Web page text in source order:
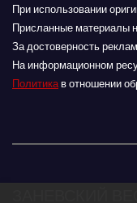
п
о
з
п
и
При использовании
Присланные материалы
За достоверность
На информационном
Политикав отношении